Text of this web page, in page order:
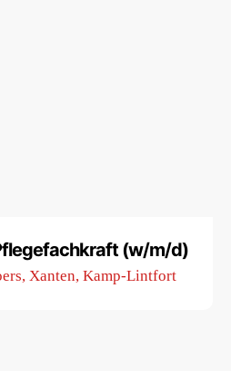
(w/m/d)
Xanten, Kamp-Lintfort